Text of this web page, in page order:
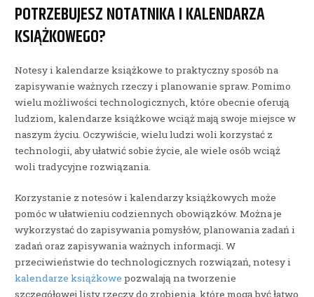
POTRZEBUJESZ NOTATNIKA I KALENDARZA
KSIĄŻKOWEGO?
Notesy i kalendarze książkowe to praktyczny sposób na
zapisywanie ważnych rzeczy i planowanie spraw. Pomimo
wielu możliwości technologicznych, które obecnie oferują
ludziom, kalendarze książkowe wciąż mają swoje miejsce w
naszym życiu. Oczywiście, wielu ludzi woli korzystać z
technologii, aby ułatwić sobie życie, ale wiele osób wciąż
woli tradycyjne rozwiązania.
Korzystanie z notesów i kalendarzy książkowych może
pomóc w ułatwieniu codziennych obowiązków. Można je
wykorzystać do zapisywania pomysłów, planowania zadań i
zadań oraz zapisywania ważnych informacji. W
przeciwieństwie do technologicznych rozwiązań, notesy i
kalendarze książkowe pozwalają na tworzenie